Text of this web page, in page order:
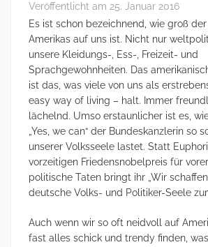
Veröffentlicht am 25. Januar 2016
Es ist schon bezeichnend, wie groß
Amerikas auf uns ist. Nicht nur
unsere Kleidungs-, Ess-, Freizeit- und
Sprachgewohnheiten. Das
ist das, was viele von uns als
easy way of living – halt. Immer
lächelnd. Umso erstaunlicher ist es,
„Yes, we can“ der Bundeskanzlerin so
unserer Volksseele lastet. Statt
vorzeitigen Friedensnobelpreis für
politische Taten bringt ihr „Wir
deutsche Volks- und Politiker-Seele
Auch wenn wir so oft neidvoll auf
fast alles schick und trendy finden,